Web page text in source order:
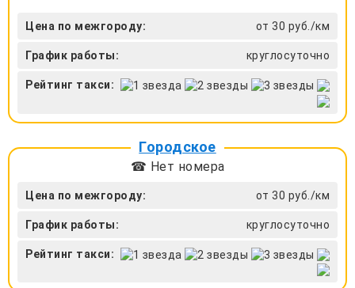
Цена по межгороду: от 30 руб./км
График работы: круглосуточно
Рейтинг такси:
Городское
☎ Нет номера
Цена по межгороду: от 30 руб./км
График работы: круглосуточно
Рейтинг такси: